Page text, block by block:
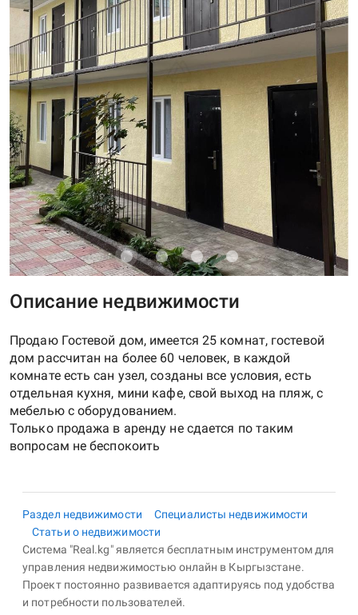
Описание недвижимости
Продаю Гостевой дом, имеется 25 комнат, гостевой
дом рассчитан на более 60 человек, в каждой
комнате есть сан узел, созданы все условия, есть
отдельная кухня, мини кафе, свой выход на пляж, с
мебелью с оборудованием.
Только продажа в аренду не сдается по таким
Раздел недвижимости
Специалисты недвижимости
Статьи о недвижимости
Система "Real.kg" является бесплатным инструментом для
управления недвижимостью онлайн в Кыргызстане.
Проект постоянно развивается адаптируясь под удобства
и потребности пользователей.